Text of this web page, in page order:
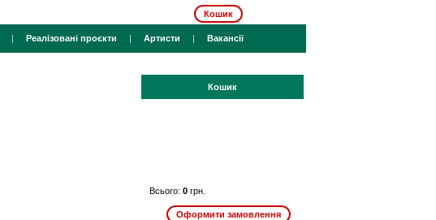
Кошик
| Реалізовані проєкти | Артисти | Вакансії
Кошик
Всього: 0 грн.